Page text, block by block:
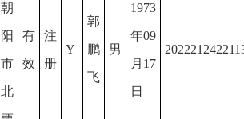
朝
阳
市
北
有
效
注
册
Y
郭
鹏
飞
男
1973
年09
月17
日